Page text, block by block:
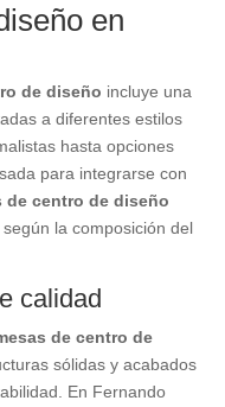
en
de diseño incluye una
a diferentes estilos
hasta opciones
para integrarse con
de centro de diseño
la composición del
calidad
de centro de
sólidas y acabados
En Fernando